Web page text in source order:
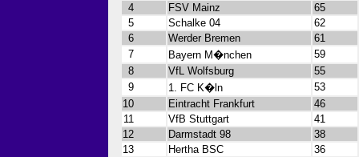
4
FSV Mainz
65
5
Schalke 04
62
6
Werder Bremen
61
7
Bayern M�nchen
59
8
VfL Wolfsburg
55
9
1. FC K�ln
53
10
Eintracht Frankfurt
46
11
VfB Stuttgart
41
12
Darmstadt 98
38
13
Hertha BSC
36